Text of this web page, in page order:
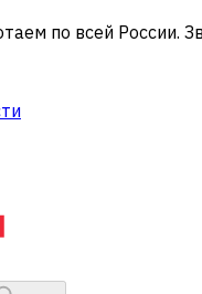
по всей России.